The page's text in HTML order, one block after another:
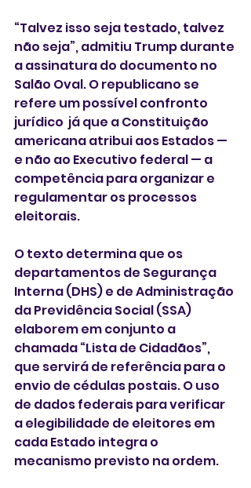
“Talvez isso seja testado, talvez
não seja”, admitiu Trump durante
a assinatura do documento no
Salão Oval. O republicano se
refere um possível confronto
jurídico  já que a Constituição
americana atribui aos Estados —
e não ao Executivo federal — a
competência para organizar e
regulamentar os processos
eleitorais.
O texto determina que os
departamentos de Segurança
Interna (DHS) e de Administração
da Previdência Social (SSA)
elaborem em conjunto a
chamada “Lista de Cidadãos”,
que servirá de referência para o
envio de cédulas postais. O uso
de dados federais para verificar
a elegibilidade de eleitores em
cada Estado integra o
mecanismo previsto na ordem.